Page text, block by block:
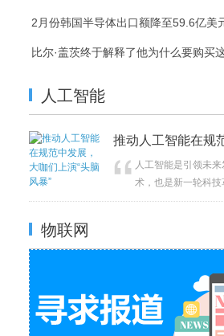
2月份韩国半导体出口额降至59.6亿美
比尔·盖茨终于解释了他为什么要购买
人工智能
人工智能是引领未
术，也是新一轮科
的重要驱动力量。
物联网